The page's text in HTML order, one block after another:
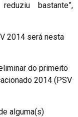
bastante”,
2014 será nesta
do primeito
2014 (PSV
alguma(s)